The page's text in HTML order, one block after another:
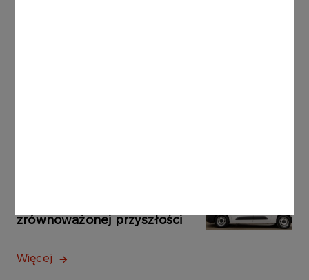
zrównoważonej przyszłości
Więcej